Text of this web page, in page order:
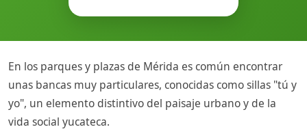
En los parques y plazas de Mérida es común encontrar
unas bancas muy particulares, conocidas como sillas "tú y
yo", un elemento distintivo del paisaje urbano y de la
vida social yucateca.